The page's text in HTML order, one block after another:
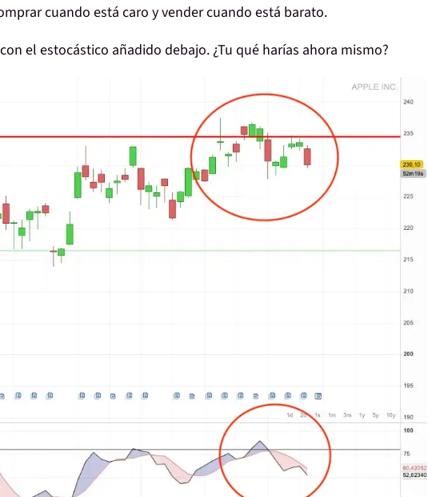
cuando está caro y vender cuando está barato.
el estocástico añadido debajo.¿Tu qué harías ahora mismo?